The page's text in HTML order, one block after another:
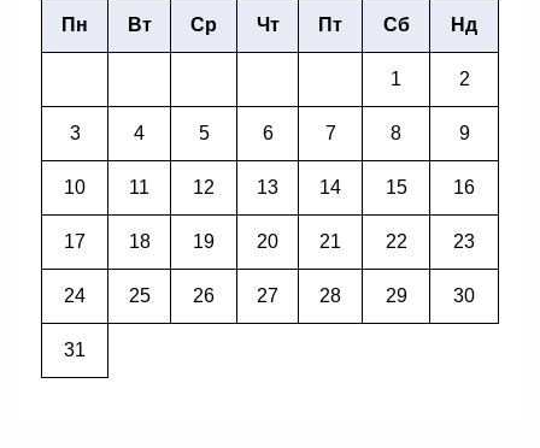
Пн Вт Ср Чт Пт Сб Нд
1 2
3 4 5 6 7 8 9
10 11 12 13 14 15 16
17 18 19 20 21 22 23
24 25 26 27 28 29 30
31